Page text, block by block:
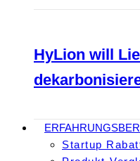
HyLion will
Startup